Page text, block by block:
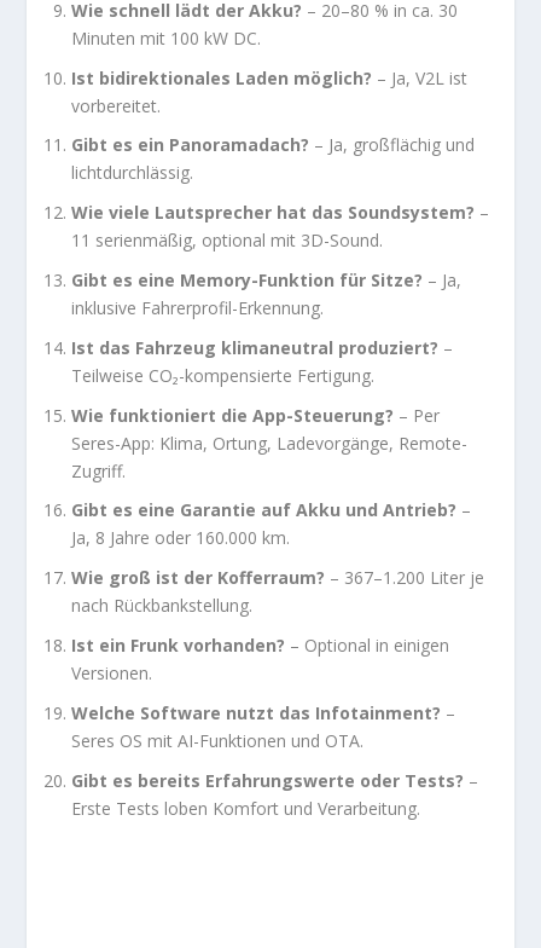
Wie schnell lädt der Akku? – 20–80 % in ca. 30
Minuten mit 100 kW DC.
Ist bidirektionales Laden möglich? – Ja, V2L ist
vorbereitet.
Gibt es ein Panoramadach? – Ja, großflächig und
lichtdurchlässig.
Wie viele Lautsprecher hat das Soundsystem? –
11 serienmäßig, optional mit 3D-Sound.
Gibt es eine Memory-Funktion für Sitze? – Ja,
inklusive Fahrerprofil-Erkennung.
Ist das Fahrzeug klimaneutral produziert? –
Teilweise CO₂-kompensierte Fertigung.
Wie funktioniert die App-Steuerung? – Per
Seres-App: Klima, Ortung, Ladevorgänge, Remote-
Zugriff.
Gibt es eine Garantie auf Akku und Antrieb? –
Ja, 8 Jahre oder 160.000 km.
Wie groß ist der Kofferraum? – 367–1.200 Liter je
nach Rückbankstellung.
Ist ein Frunk vorhanden? – Optional in einigen
Versionen.
Welche Software nutzt das Infotainment? –
Seres OS mit AI-Funktionen und OTA.
Gibt es bereits Erfahrungswerte oder Tests? –
Erste Tests loben Komfort und Verarbeitung.